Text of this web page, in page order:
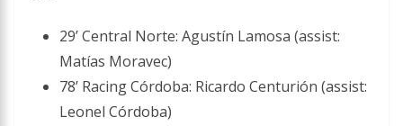
29’ Central Norte: Agustín Lamosa (assist:
Matías Moravec)
78’ Racing Córdoba: Ricardo Centurión (assist:
Leonel Córdoba)